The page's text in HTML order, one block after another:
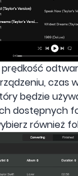
czas
będzie
dostępnych
również